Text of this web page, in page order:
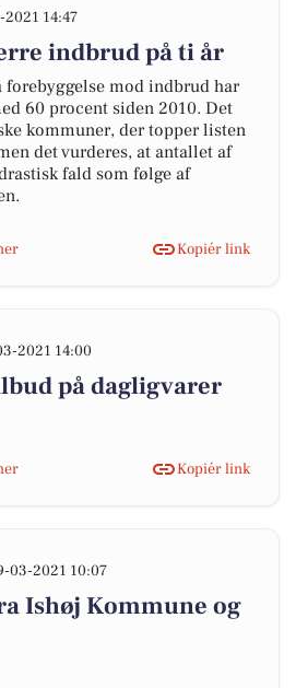
2021 14:47
indbrud på ti år
forebyggelse mod indbrud har
60 procent siden 2010. Det
kommuner, der topper listen
det vurderes, at antallet af
fald som følge af
Kopiér link
2021 14:00
på dagligvarer
Kopiér link
03-2021 10:07
Ishøj Kommune og